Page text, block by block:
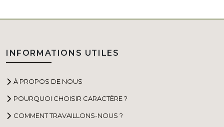
INFORMATIONS UTILES
À PROPOS DE NOUS
POURQUOI CHOISIR CARACTÈRE ?
COMMENT TRAVAILLONS-NOUS ?